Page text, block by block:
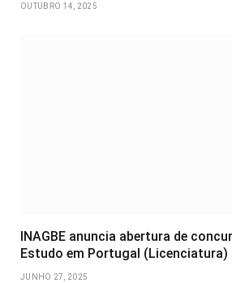
OUTUBRO 14, 2025
INAGBE anuncia abertura de
Estudo em Portugal (Licenciatura)
JUNHO 27, 2025